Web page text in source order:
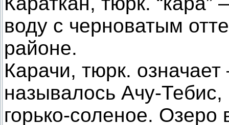
воду с черноватым
районе.
Карачи, тюрк.
называлось Ачу-
горько-соленое. Озеро